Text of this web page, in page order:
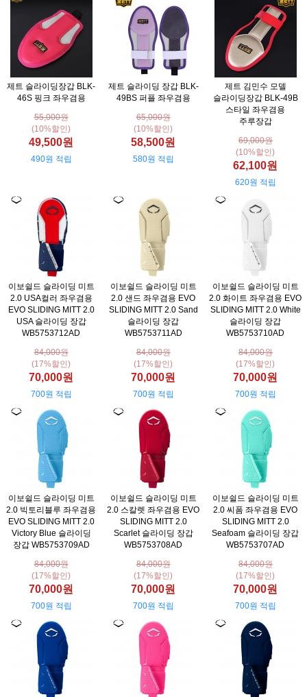
제트 슬라이딩장갑 BLK-
46S 핑크 좌우겸용
55,000원
(10%할인)
49,500원
490원 적립
제트 슬라이딩 장갑 BLK-
49BS 퍼플 좌우겸용
65,000원
(10%할인)
58,500원
580원 적립
제트 김민수 모델
슬라이딩장갑 BLK-49B
스타일 좌우겸용
주루장갑
69,000원
(10%할인)
62,100원
620원 적립
이보쉴드 슬라이딩 미트
2.0 USA컬러 좌우겸용
EVO SLIDING MITT 2.0
USA 슬라이딩 장갑
WB5753712AD
84,000원
(17%할인)
70,000원
700원 적립
이보쉴드 슬라이딩 미트
2.0 샌드 좌우겸용 EVO
SLIDING MITT 2.0 Sand
슬라이딩 장갑
WB5753711AD
84,000원
(17%할인)
70,000원
700원 적립
이보쉴드 슬라이딩 미트
2.0 화이트 좌우겸용 EVO
SLIDING MITT 2.0 White
슬라이딩 장갑
WB5753710AD
84,000원
(17%할인)
70,000원
700원 적립
이보쉴드 슬라이딩 미트
2.0 빅토리블루 좌우겸용
EVO SLIDING MITT 2.0
Victory Blue 슬라이딩
장갑 WB5753709AD
84,000원
(17%할인)
70,000원
700원 적립
이보쉴드 슬라이딩 미트
2.0 스칼렛 좌우겸용 EVO
SLIDING MITT 2.0
Scarlet 슬라이딩 장갑
WB5753708AD
84,000원
(17%할인)
70,000원
700원 적립
이보쉴드 슬라이딩 미트
2.0 씨폼 좌우겸용 EVO
SLIDING MITT 2.0
Seafoam 슬라이딩 장갑
WB5753707AD
84,000원
(17%할인)
70,000원
700원 적립